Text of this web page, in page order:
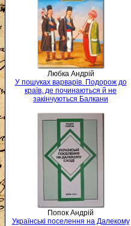
Любка Андрій
У пошуках варварів. Подорож до
країв, де починаються й не
закінчуються Балкани
Попок Андрій
Українські поселення на Далекому